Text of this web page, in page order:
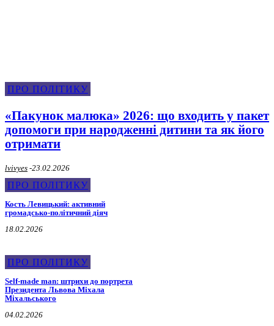
ПРО ПОЛІТИКУ
«Пакунок малюка» 2026: що входить у пакет
допомоги при народженні дитини та як його
отримати
lvivyes -23.02.2026
ПРО ПОЛІТИКУ
Кость Левицький: активний
громадсько-політичний діяч
18.02.2026
ПРО ПОЛІТИКУ
Self-made man: штрихи до портрета
Президента Львова Міхала
Міхальського
04.02.2026